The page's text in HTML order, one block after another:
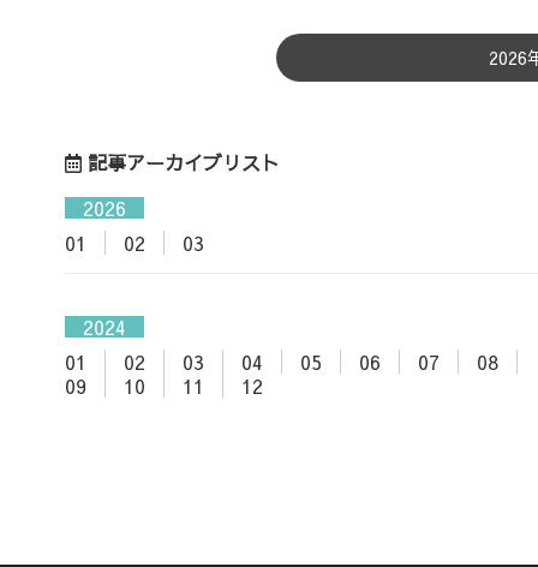
2026
記事アーカイブリスト
2026
01
02 03
2024
01
02 03 04 05 06 07
08
09
10 11 12